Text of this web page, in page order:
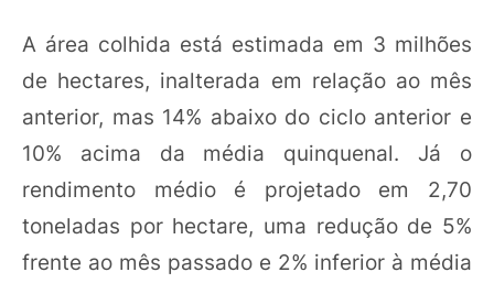
A área colhida está estimada em 3 milhões
de hectares, inalterada em relação ao mês
anterior, mas 14% abaixo do ciclo anterior e
10% acima da média quinquenal. Já o
rendimento médio é projetado em 2,70
toneladas por hectare, uma redução de 5%
frente ao mês passado e 2% inferior à média